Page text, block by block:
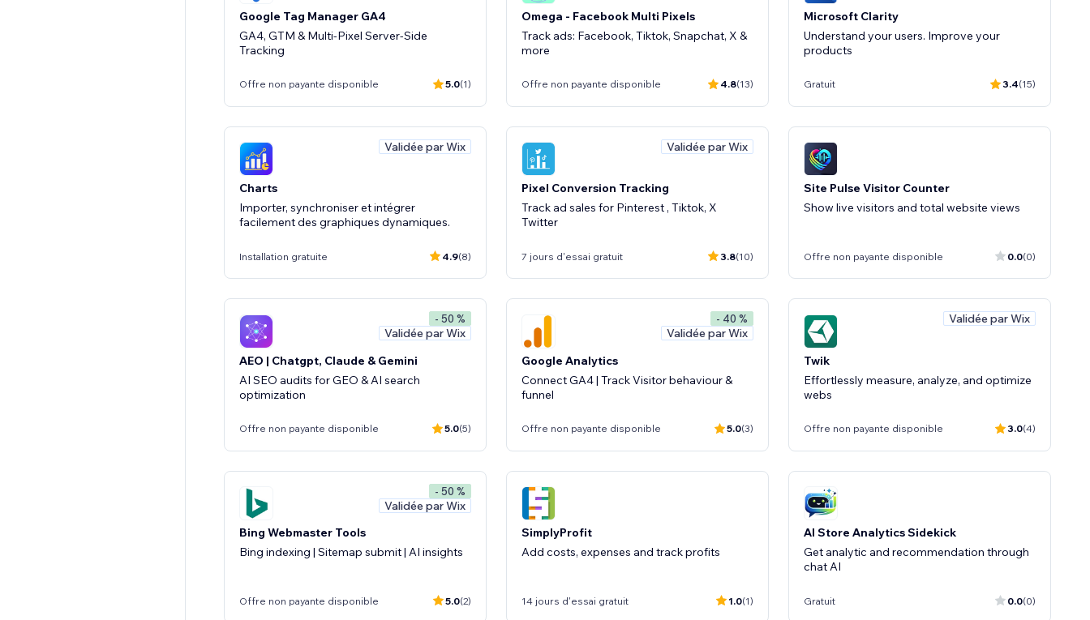
Google Tag Manager GA4
GA4, GTM & Multi-Pixel Server-Side
Tracking
Offre non payante disponible 5.0(1)
Omega - Facebook Multi Pixels
Track ads: Facebook, Tiktok, Snapchat, X &
more
Offre non payante disponible 4.8(13)
Microsoft Clarity
Understand your users. Improve your
products
Gratuit 3.4(15)
Validée par Wix
Charts
Importer, synchroniser et intégrer
facilement des graphiques dynamiques.
Installation gratuite 4.9(8)
Validée par Wix
Pixel Conversion Tracking
Track ad sales for Pinterest , Tiktok, X
Twitter
7 jours d'essai gratuit 3.8(10)
Site Pulse Visitor Counter
Show live visitors and total website views
Offre non payante disponible 0.0(0)
- 50 %
Validée par Wix
AEO | Chatgpt, Claude & Gemini
AI SEO audits for GEO & AI search
optimization
Offre non payante disponible 5.0(5)
- 40 %
Validée par Wix
Google Analytics
Connect GA4 | Track Visitor behaviour &
funnel
Offre non payante disponible 5.0(3)
Validée par Wix
Twik
Effortlessly measure, analyze, and optimize
webs
Offre non payante disponible 3.0(4)
- 50 %
Validée par Wix
Bing Webmaster Tools
Bing indexing | Sitemap submit | AI insights
Offre non payante disponible 5.0(2)
SimplyProfit
Add costs, expenses and track profits
14 jours d'essai gratuit 1.0(1)
AI Store Analytics Sidekick
Get analytic and recommendation through
chat AI
Gratuit 0.0(0)